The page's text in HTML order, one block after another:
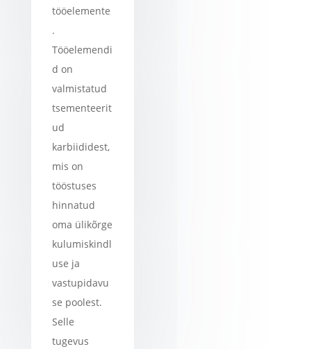
tööelemente
.
Tööelemendi
d on
valmistatud
tsementeerit
ud
karbiididest,
mis on
tööstuses
hinnatud
oma ülikõrge
kulumiskindl
use ja
vastupidavu
se poolest.
Selle
tugevus